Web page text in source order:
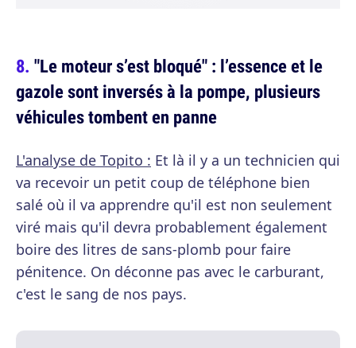
"Le moteur s’est bloqué" : l’essence et le
gazole sont inversés à la pompe, plusieurs
véhicules tombent en panne
L'analyse de Topito : Et là il y a un technicien qui
va recevoir un petit coup de téléphone bien
salé où il va apprendre qu'il est non seulement
viré mais qu'il devra probablement également
boire des litres de sans-plomb pour faire
pénitence. On déconne pas avec le carburant,
c'est le sang de nos pays.